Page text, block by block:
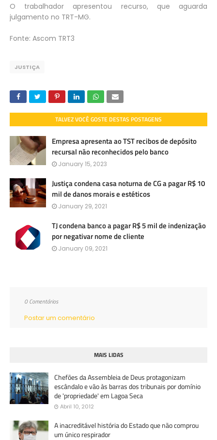
O trabalhador apresentou recurso, que aguarda
julgamento no TRT-MG.
Fonte: Ascom TRT3
JUSTIÇA
TALVEZ VOCÊ GOSTE DESTAS POSTAGENS
Empresa apresenta ao TST recibos de depósito
recursal não reconhecidos pelo banco
January 15, 2023
Justiça condena casa noturna de CG a pagar R$ 10
mil de danos morais e estéticos
January 29, 2021
TJ condena banco a pagar R$ 5 mil de indenização
por negativar nome de cliente
January 09, 2021
0 Comentários
Postar um comentário
MAIS LIDAS
Chefões da Assembleia de Deus protagonizam
escândalo e vão às barras dos tribunais por domínio
de 'propriedade' em Lagoa Seca
Abril 10, 2012
A inacreditável história do Estado que não comprou
um único respirador